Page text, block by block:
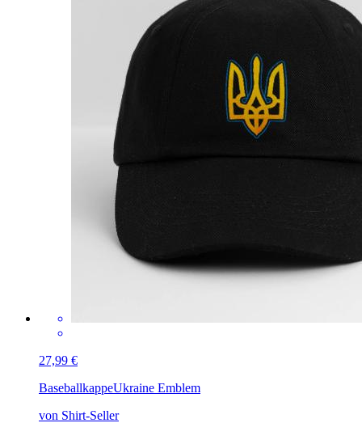
27,99 €
BaseballkappeUkraine Emblem
von Shirt-Seller